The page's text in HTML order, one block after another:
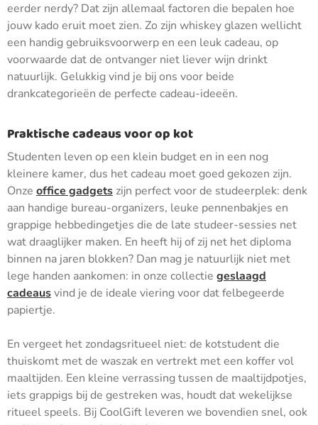
eerder nerdy? Dat zijn allemaal factoren die bepalen hoe
jouw kado eruit moet zien. Zo zijn whiskey glazen wellicht
een handig gebruiksvoorwerp en een leuk cadeau, op
voorwaarde dat de ontvanger niet liever wijn drinkt
natuurlijk. Gelukkig vind je bij ons voor beide
drankcategorieën de perfecte cadeau-ideeën.
Praktische cadeaus voor op kot
Studenten leven op een klein budget en in een nog
kleinere kamer, dus het cadeau moet goed gekozen zijn.
Onze office gadgets zijn perfect voor de studeerplek: denk
aan handige bureau-organizers, leuke pennenbakjes en
grappige hebbedingetjes die de late studeer-sessies net
wat draaglijker maken. En heeft hij of zij net het diploma
binnen na jaren blokken? Dan mag je natuurlijk niet met
lege handen aankomen: in onze collectie geslaagd
cadeausvind je de ideale viering voor dat felbegeerde
papiertje.
En vergeet het zondagsritueel niet: de kotstudent die
thuiskomt met de waszak en vertrekt met een koffer vol
maaltijden. Een kleine verrassing tussen de maaltijdpotjes,
iets grappigs bij de gestreken was, houdt dat wekelijkse
ritueel speels. Bij CoolGift leveren we bovendien snel, ook